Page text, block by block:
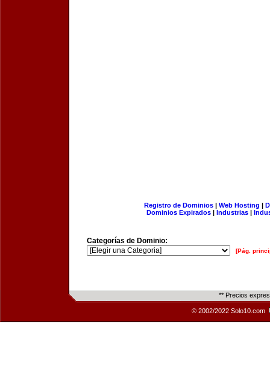
Registro de Dominios| Web Hosting |
Dominios Expirados | Industrias |
Categorías de Dominio:
[Pág.
** Precios
© 2002/2022 Solo10.com